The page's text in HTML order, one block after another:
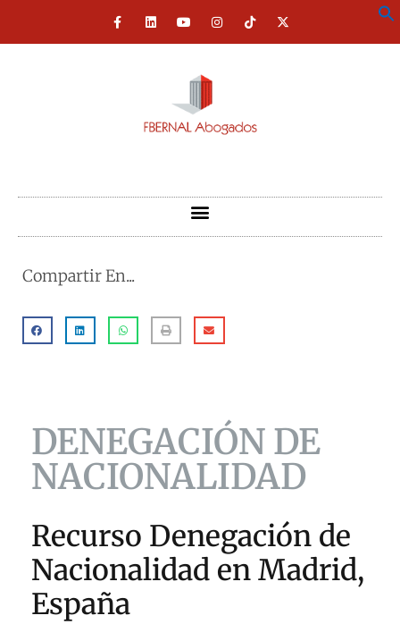
Compartir En...
DENEGACIÓN DE
NACIONALIDAD
Recurso Denegación de
Nacionalidad en Madrid,
España